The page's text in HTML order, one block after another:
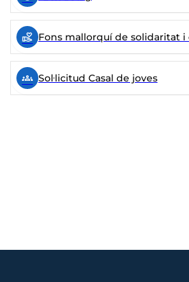
volunteer_activism Fons mallorquí de solidaritat i
groups_3 Sol·licitud Casal de joves